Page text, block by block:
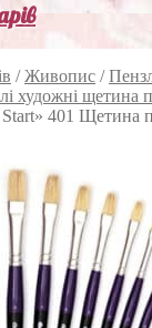
/Живопис /
художні щетина
401 Щетина